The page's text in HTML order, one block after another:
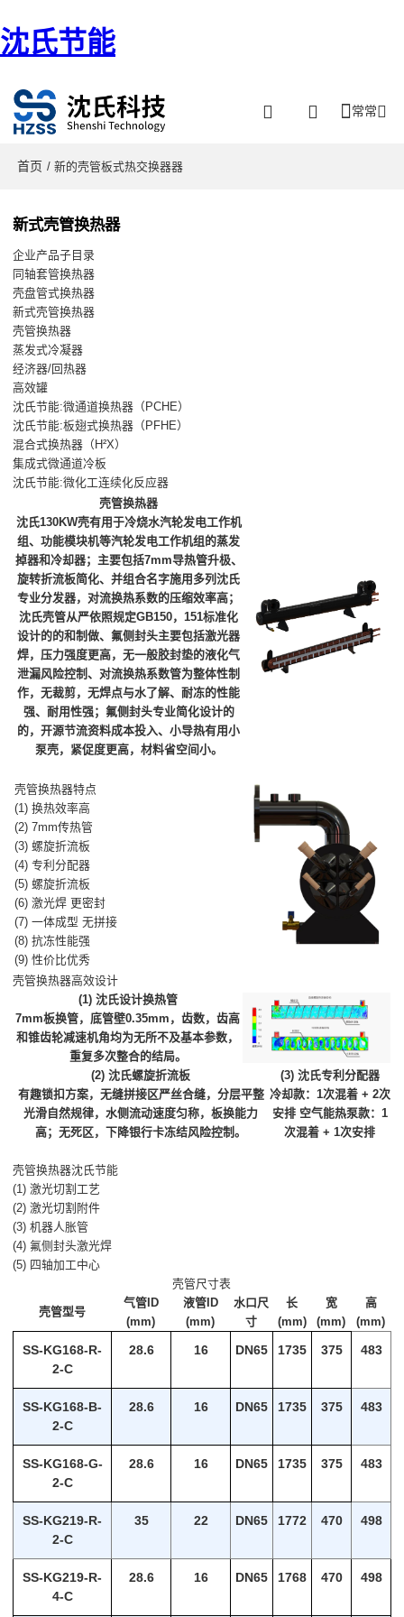
沈氏节能
常常
首页 / 新的壳管板式热交换器器
新式壳管换热器
企业产品子目录
同轴套管换热器
壳盘管式换热器
新式壳管换热器
壳管换热器
蒸发式冷凝器
经济器/回热器
高效罐
沈氏节能:微通道换热器（PCHE）
沈氏节能:板翅式换热器（PFHE）
混合式换热器（H²X）
集成式微通道冷板
沈氏节能:微化工连续化反应器
壳管换热器
沈氏130KW壳有用于冷烧水汽轮发电工作机
组、功能模块机等汽轮发电工作机组的蒸发
掉器和冷却器；主要包括7mm导热管升极、
旋转折流板简化、并组合名字施用多列沈氏
专业分发器，对流换热系数的压缩效率高；
沈氏壳管从严依照规定GB150，151标准化
设计的的和制做、氟侧封头主要包括激光器
焊，压力强度更高，无一般胶封垫的液化气
泄漏风险控制、对流换热系数管为整体性制
作，无裁剪，无焊点与水了解、耐冻的性能
强、耐用性强；氟侧封头专业简化设计的
的，开源节流资料成本投入、小导热有用小
泵壳，紧促度更高，材料省空间小。
壳管换热器特点
(1) 换热效率高
(2) 7mm传热管
(3) 螺旋折流板
(4) 专利分配器
(5) 螺旋折流板
(6) 激光焊 更密封
(7) 一体成型 无拼接
(8) 抗冻性能强
(9) 性价比优秀
壳管换热器高效设计
(1) 沈氏设计换热管
7mm板换管，底管壁0.35mm，齿数，齿高
和锥齿轮减速机角均为无所不及基本参数，
重复多次整合的结局。
(2) 沈氏螺旋折流板
有趣锁扣方案，无缝拼接区严丝合缝，分层平整
光滑自然规律，水侧流动速度匀称，板换能力
高；无死区，下降银行卡冻结风险控制。
(3) 沈氏专利分配器
冷却款：1次混着 + 2次
安排 空气能热泵款：1
次混着 + 1次安排
壳管换热器沈氏节能
(1) 激光切割工艺
(2) 激光切割附件
(3) 机器人胀管
(4) 氟侧封头激光焊
(5) 四轴加工中心
壳管尺寸表
壳管型号
气管ID
(mm)
液管ID
(mm)
水口尺
寸
长
(mm)
宽
(mm)
高
(mm)
SS-KG168-R-
2-C
28.6 16 DN65 1735 375 483
SS-KG168-B-
2-C
28.6 16 DN65 1735 375 483
SS-KG168-G-
2-C
28.6 16 DN65 1735 375 483
SS-KG219-R-
2-C
35 22 DN65 1772 470 498
SS-KG219-R-
4-C
28.6 16 DN65 1768 470 498